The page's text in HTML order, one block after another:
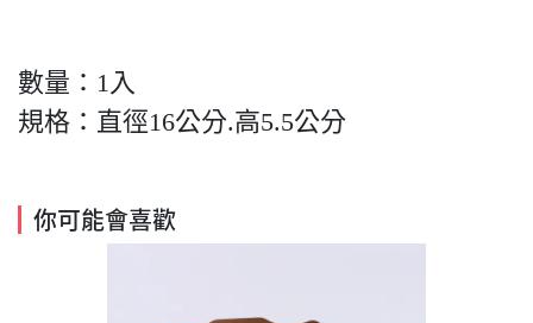
數量：1入
規格：直徑16公分.高5.5公分
你可能會喜歡